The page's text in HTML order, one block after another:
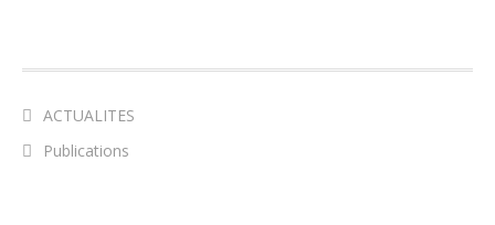
ACTUALITES
Publications